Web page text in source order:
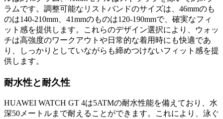
ラムです。調整可能なリストバンドのサイズは、46mmのも
のは140-210mm、41mmのものは120-190mmで、確実なフィ
ット感を提供します。これらのデザイン選択により、ウォッ
チは高強度のワークアウトや日常的な着用時にも快適であ
り、しっかりとしていながらも締めつけないフィット感を提
供します。
耐水性と耐久性
HUAWEI WATCH GT 4は5ATMの耐水性能を備えており、水
深50メートルまで耐えることができます。これにより、泳ぐ